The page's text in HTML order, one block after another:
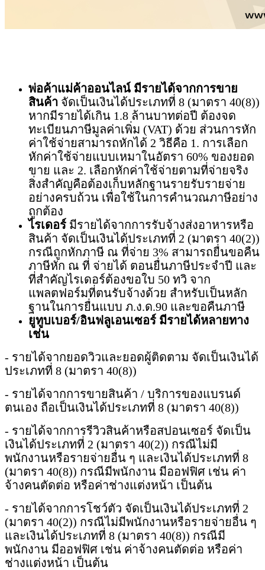
พ่อค้าแม่ค้าออนไลน์ มีรายได้จากการขาย
สินค้า จัดเป็นเงินได้ประเภทที่ 8 (มาตรา 40(8))
หากมีรายได้เกิน 1.8 ล้านบาทต่อปี ต้องจด
ทะเบียนภาษีมูลค่าเพิ่ม (VAT) ด้วย ส่วนการหัก
ค่าใช้จ่ายสามารถหักได้ 2 วิธีคือ 1. การเลือก
หักค่าใช้จ่ายแบบเหมาในอัตรา 60% ของยอด
ขาย และ 2. เลือกหักค่าใช้จ่ายตามที่จ่ายจริง
สิ่งสำคัญคือต้องเก็บหลักฐานรายรับรายจ่าย
อย่างครบถ้วน เพื่อใช้ในการคำนวณภาษีอย่าง
ถูกต้อง
ไรเดอร์ มีรายได้จากการรับจ้างส่งอาหารหรือ
สินค้า จัดเป็นเงินได้ประเภทที่ 2 (มาตรา 40(2))
กรณีถูกหักภาษี ณ ที่จ่าย 3% สามารถยื่นขอคืน
ภาษีหัก ณ ที่ จ่ายได้ ตอนยื่นภาษีประจำปี และ
ที่สำคัญไรเดอร์ต้องขอใบ 50 ทวิ จาก
แพลตฟอร์มที่ตนรับจ้างด้วย สำหรับเป็นหลัก
ฐานในการยื่นแบบ ภ.ง.ด.90 และขอคืนภาษี
ยูทูบเบอร์/อินฟลูเอนเซอร์ มีรายได้หลายทาง
เช่น
- รายได้จากยอดวิวและยอดผู้ติดตาม จัดเป็นเงินได้
ประเภทที่ 8 (มาตรา 40(8))
- รายได้จากการขายสินค้า / บริการของแบรนด์
ตนเอง ถือเป็นเงินได้ประเภทที่ 8 (มาตรา 40(8))
- รายได้จากการรีวิวสินค้าหรือสปอนเซอร์ จัดเป็น
เงินได้ประเภทที่ 2 (มาตรา 40(2)) กรณีไม่มี
พนักงานหรือรายจ่ายอื่น ๆ และเงินได้ประเภทที่ 8
(มาตรา 40(8)) กรณีมีพนักงาน มีออฟฟิศ เช่น ค่า
จ้างคนตัดต่อ หรือค่าช่างแต่งหน้า เป็นต้น
- รายได้จากการโชว์ตัว จัดเป็นเงินได้ประเภทที่ 2
(มาตรา 40(2)) กรณีไม่มีพนักงานหรือรายจ่ายอื่น ๆ
และเงินได้ประเภทที่ 8 (มาตรา 40(8)) กรณีมี
พนักงาน มีออฟฟิศ เช่น ค่าจ้างคนตัดต่อ หรือค่า
ช่างแต่งหน้า เป็นต้น